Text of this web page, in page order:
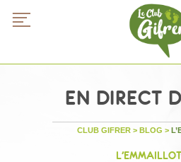
EN DIRECT
CLUB GIFRER> BLOG >